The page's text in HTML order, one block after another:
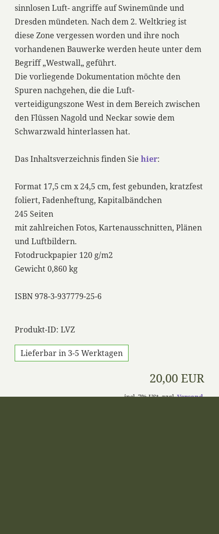
sinnlosen Luft- angriffe auf Swinemünde und
Dresden mündeten. Nach dem 2. Weltkrieg ist
diese Zone vergessen worden und ihre noch
vorhandenen Bauwerke werden heute unter dem
Begriff „Westwall„ geführt.
Die vorliegende Dokumentation möchte den
Spuren nachgehen, die die Luft-
verteidigungszone West in dem Bereich zwischen
den Flüssen Nagold und Neckar sowie dem
Schwarzwald hinterlassen hat.
Das Inhaltsverzeichnis finden Sie hier:
Format 17,5 cm x 24,5 cm, fest gebunden, kratzfest
foliert, Fadenheftung, Kapitalbändchen
245 Seiten
mit zahlreichen Fotos, Kartenausschnitten, Plänen
und Luftbildern.
Fotodruckpapier 120 g/m2
Gewicht 0,860 kg
ISBN 978-3-937779-25-6
Produkt-ID: LVZ
Lieferbar in 3-5 Werktagen
20,00 EUR
incl. 7% USt. zzgl.Versand